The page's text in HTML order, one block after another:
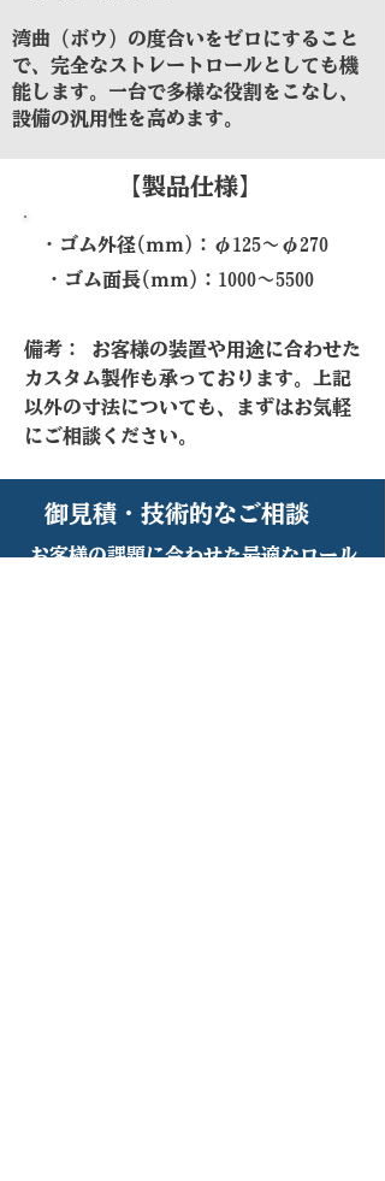
湾曲（ボウ）の度合いをゼロにすること
で、完全なストレートロールとしても機
能します。一台で多様な役割をこなし、
設備の汎用性を高めます。
​【製品仕様】
​・ゴム外径(ｍｍ)：φ125～φ270
​・ゴム面長(ｍｍ)：1000～5500
備考： お客様の装置や用途に合わせた
カスタム製作も承っております。上記
以外の寸法についても、まずはお気軽
にご相談ください。
御見積・技術的なご相談
お客様の課題に合わせた最適なロール